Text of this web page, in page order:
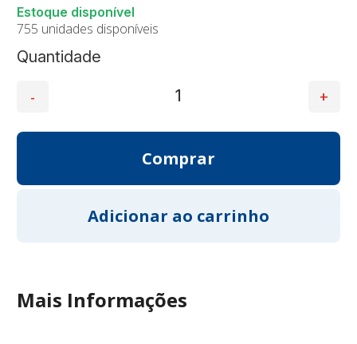
Quantidade
755 unidades disponíveis
Mais Informações